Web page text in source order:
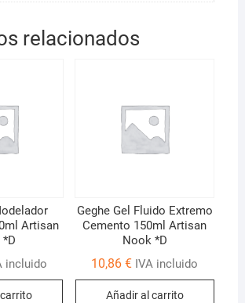
relacionados
Artisan
incluido
Geghe Gel Fluido Extremo
Cemento 150ml Artisan
Nook *D
10,86€ IVA incluido
Añadir al carrito